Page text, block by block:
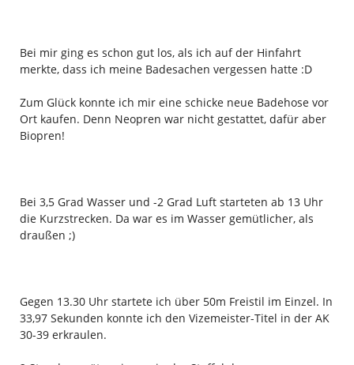
Bei mir ging es schon gut los, als ich auf der Hinfahrt
merkte, dass ich meine Badesachen vergessen hatte :D
Zum Glück konnte ich mir eine schicke neue Badehose vor
Ort kaufen. Denn Neopren war nicht gestattet, dafür aber
Biopren!
Bei 3,5 Grad Wasser und -2 Grad Luft starteten ab 13 Uhr
die Kurzstrecken. Da war es im Wasser gemütlicher, als
draußen ;)
Gegen 13.30 Uhr startete ich über 50m Freistil im Einzel. In
33,97 Sekunden konnte ich den Vizemeister-Titel in der AK
30-39 erkraulen.